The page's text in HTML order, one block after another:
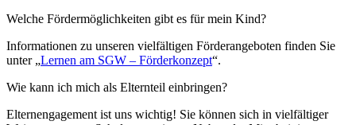
Welche Fördermöglichkeiten gibt es für mein Kind?
Informationen zu unseren vielfältigen Förderangeboten finden Sie
unter „Lernen am SGW – Förderkonzept“.
Wie kann ich mich als Elternteil einbringen?
Elternengagement ist uns wichtig! Sie können sich in vielfältiger